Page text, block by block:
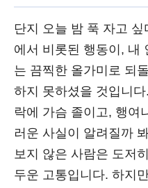
단지 오늘 밤 푹 자고
에서 비롯된 행동이, 내
는 끔찍한 올가미로 되
하지 못하셨을 것입니
락에 가슴 졸이고, 행여
러운 사실이 알려질까
보지 않은 사람은 도저
두운 고통입니다. 하지